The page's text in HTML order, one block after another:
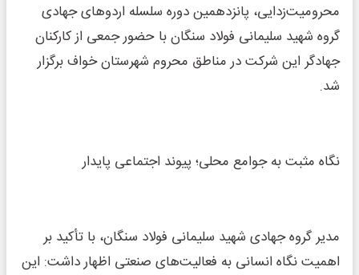
محرومیت‌زدایی، پانزدهمین دوره سلسله اردوهای جهادی
گروه شهید سلیمانی فولاد سنگان با حضور جمعی از کارکنان
جهادگر این شرکت در مناطق محروم شهرستان خواف برگزار
شد.
نگاه مثبت به جوامع محلی؛ پیوند اجتماعی پایدار
مدیر گروه جهادی شهید سلیمانی فولاد سنگان، با تأکید بر
اهمیت نگاه انسانی به فعالیت‌های صنعتی اظهار داشت: این